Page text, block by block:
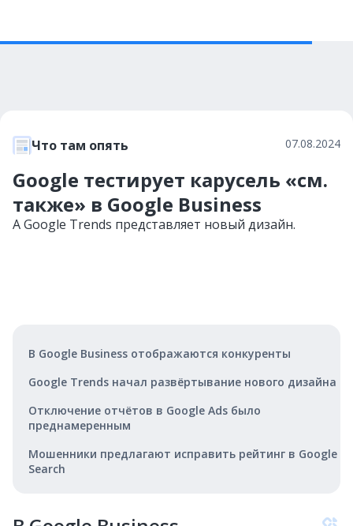
Что там опять 07.08.2024
Google тестирует карусель «см.
также» в Google Business
А Google Trends представляет новый дизайн.
В Google Business отображаются конкуренты
Google Trends начал развёртывание нового дизайна
Отключение отчётов в Google Ads было
преднамеренным
Мошенники предлагают исправить рейтинг в Google
Search